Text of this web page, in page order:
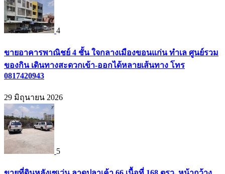
4
ขายอาคารพาณิชย์ 4 ชั้น ใจกลางเมืองขอนแก่น ทำเล ศูนย์รวม
ของกิน เดินทางสะดวกเข้า-ออกได้หลายเส้นทาง โทร
0817420943
29 มิถุนายน 2026
5